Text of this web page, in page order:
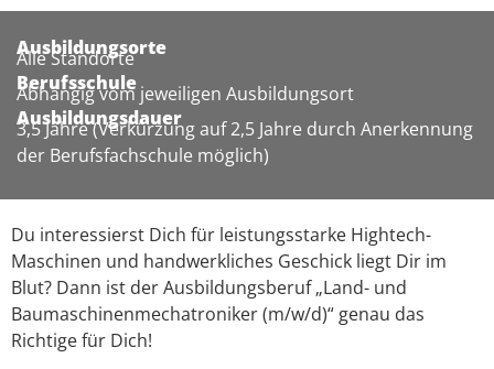
Ausbildungsorte
Alle Standorte
Berufsschule
Abhängig vom jeweiligen Ausbildungsort
Ausbildungsdauer
3,5 Jahre (Verkürzung auf 2,5 Jahre durch Anerkennung
der Berufsfachschule möglich)
Du interessierst Dich für leistungsstarke Hightech-
Maschinen und handwerkliches Geschick liegt Dir im
Blut? Dann ist der Ausbildungsberuf „Land- und
Baumaschinenmechatroniker (m/w/d)“ genau das
Richtige für Dich!